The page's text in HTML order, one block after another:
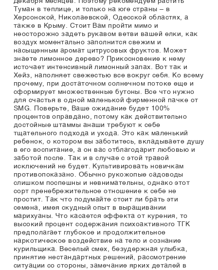
Туман в теплице, и только на юге страны – в
Херсонской, Николаевской, Одесской областях, а
также в Крыму. Стоит Вам пройти мимо и
неосторожно задеть рукавом ветви вашей елки, как
воздух моментально заполнится свежим и
насыщенным аромат цитрусовых фруктов. Может
знаете лимонное дерево? Прикосновение к нему
источает интенсивный лимонный запах. Вот так и
Хейз, наполняет свежестью все вокруг себя. Ко всему
прочему, при достаточном солнечном потоке еще и
сформирует множественные бутоны. Все что нужно
для счастья в одной маленькой фирменной пачке от
SMG. Поверьте, Ваше ожидание будет 100%
процентов оправдано, потому как действительно
достойные штаммы анаши требуют к себе
тщательного подхода и ухода. Это как маленький
ребенок, о котором вы заботитесь, вкладываете душу
в его воспитание, а он вас отблагодарит любовью и
заботой после. Так и в случае с этой травой
исключений не будет. Культивировать новичкам
противопоказано. Обычно рукожопые садоводы
слишком поспешны и невнимательны, однако этот
сорт пренебрежительное отношение к себе не
простит. Так что подумайте стоит ли брать эти
семена, имея скудный опыт в выращивании
марихуаны. Что касается эффекта от курения, то
высокий процент содержания психоактивного ТГК
предполагает глубокое и продолжительное
наркотическое воздействие на тело и сознание
курильщика. Веселый смех, безудержная улыбка,
принятие нестандартных решений, рассмотрение
ситуации со стороны, замечание ярких деталей в